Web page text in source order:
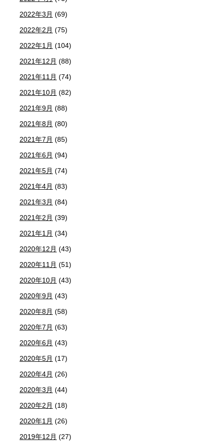
2022年3月 (69)
2022年2月 (75)
2022年1月 (104)
2021年12月 (88)
2021年11月 (74)
2021年10月 (82)
2021年9月 (88)
2021年8月 (80)
2021年7月 (85)
2021年6月 (94)
2021年5月 (74)
2021年4月 (83)
2021年3月 (84)
2021年2月 (39)
2021年1月 (34)
2020年12月 (43)
2020年11月 (51)
2020年10月 (43)
2020年9月 (43)
2020年8月 (58)
2020年7月 (63)
2020年6月 (43)
2020年5月 (17)
2020年4月 (26)
2020年3月 (44)
2020年2月 (18)
2020年1月 (26)
2019年12月 (27)